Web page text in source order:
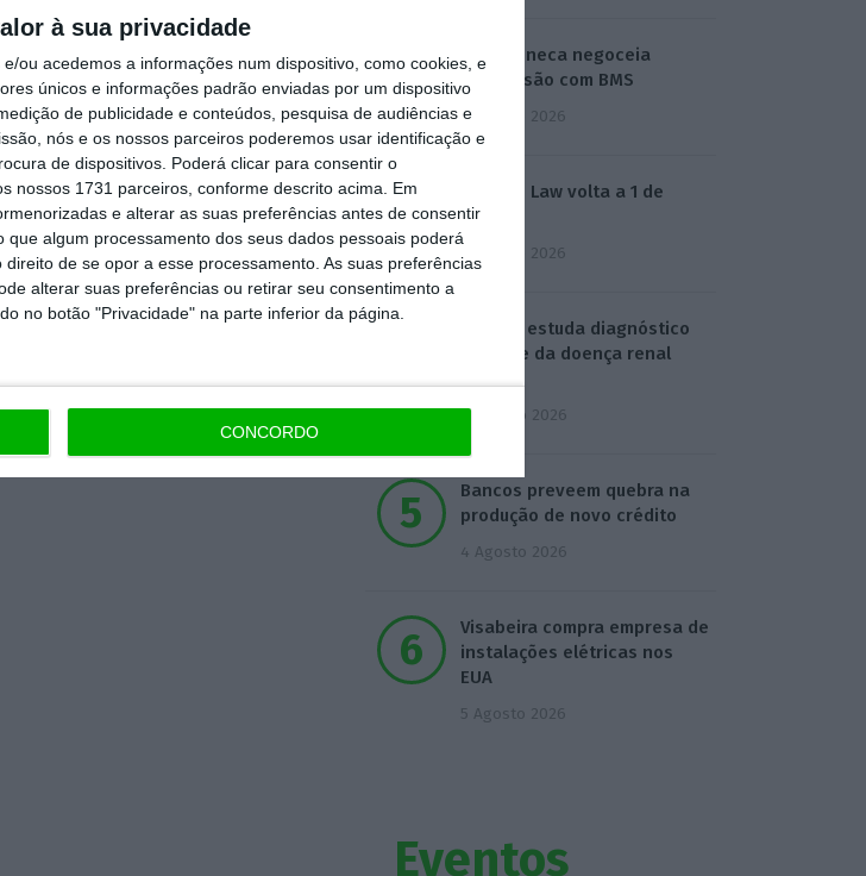
à sua privacidade
ou acedemos a informações num dispositivo, como cookies, e
únicos e informações padrão enviadas por um dispositivo
de publicidade e conteúdos, pesquisa de audiências e
nós e os nossos parceiros poderemos usar identificação e
de dispositivos. Poderá clicar para consentir o
nossos 1731 parceiros, conforme descrito acima. Em
e alterar as suas preferências antes de consentir
que algum processamento dos seus dados pessoais poderá
de se opor a esse processamento. As suas preferências
alterar suas preferências ou retirar seu consentimento a
no botão "Privacidade" na parte inferior da página.
CONCORDO
AstraZeneca negoceia
megafusão com BMS
3 Agosto 2026
Rock ‘n’ Law volta a 1 de
outubro
3 Agosto 2026
Projeto estuda diagnóstico
precoce da doença renal
4 Agosto 2026
Bancos preveem quebra na
produção de novo crédito
4 Agosto 2026
Visabeira compra empresa de
instalações elétricas nos
EUA
5 Agosto 2026
Eventos